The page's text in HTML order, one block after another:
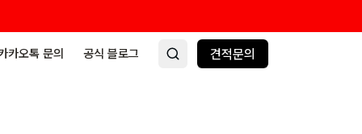
카오톡 문의 공식 블로그 견적문의